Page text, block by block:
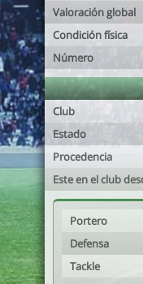
Valoración global
Condición física
Número
Club
Estado
Procedencia
Este en el club
Portero
Defensa
Tackle